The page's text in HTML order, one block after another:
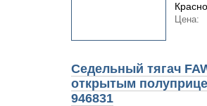
Цена:
Седельный тягач
открытым
946831